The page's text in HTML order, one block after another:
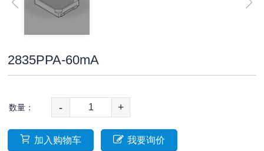
2835PPA-60mA
数量： - +
加入购物车 我要询价